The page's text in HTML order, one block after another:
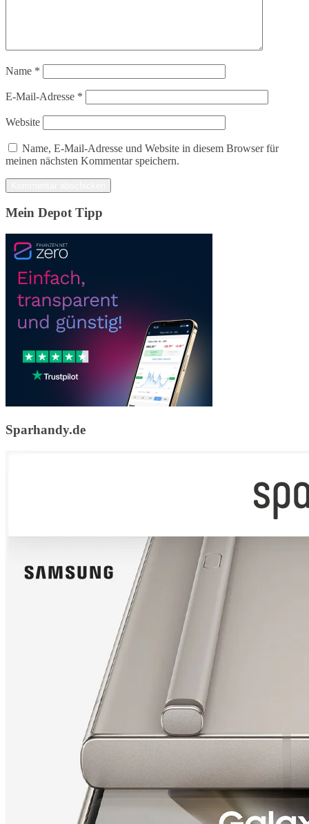
Name *
E-Mail-Adresse *
Website
Name, E-Mail-Adresse und Website in diesem Browser für
meinen nächsten Kommentar speichern.
Mein Depot Tipp
Sparhandy.de